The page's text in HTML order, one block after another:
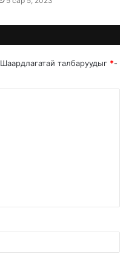
Шаардлагатай талбаруудыг *-